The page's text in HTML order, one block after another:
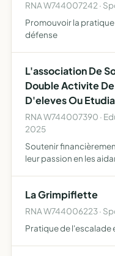
RNA W744007242 ·
Promouvoir la
défense
L'association De
Double Activite
D'eleves Ou
RNA W744007390 ·
2025
Soutenir
leur passion en les
La Grimpiflette
RNA W744006223 ·
Pratique de l'escalade